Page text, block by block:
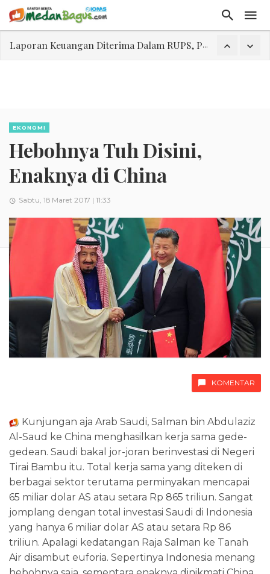
Laporan Keuangan Diterima Dalam RUPS, Pelaporan Hingga Penahanan Mantan Direktur PT GKS Dinilai Rancu
EKONOMI
Hebohnya Tuh Disini,
Enaknya di China
Sabtu, 18 Maret 2017 | 11:33
KOMENTAR
Kunjungan aja Arab Saudi, Salman bin Abdulaziz
Al-Saud ke China menghasilkan kerja sama gede-
gedean. Saudi bakal jor-joran berinvestasi di Negeri
Tirai Bambu itu. Total kerja sama yang diteken di
berbagai sektor terutama perminyakan mencapai
65 miliar dolar AS atau setara Rp 865 triliun. Sangat
jomplang dengan total investasi Saudi di Indonesia
yang hanya 6 miliar dolar AS atau setara Rp 86
triliun. Apalagi kedatangan Raja Salman ke Tanah
Air disambut euforia. Sepertinya Indonesia menang